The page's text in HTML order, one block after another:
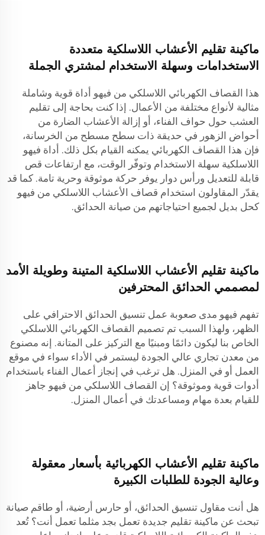
ماكينة تقليم الأعشاب اللاسلكية متعددة
الاستخدامات وسهلة الاستخدام لمشتري الجملة
هذا القصاف الكهربائي اللاسلكي من فيهو أداة قوية وشاملة
مثالية لأنواع مختلفة من الأعمال. إذا كنت بحاجة إلى تقليم
العشب حول حواف الفناء، أو إزالة الأعشاب الضارة من
أحواض الزهور في حديقة ذات سطح مسطح من الخرسانة،
فإن هذا القصاف الكهربائي يمكنه القيام بكل ذلك. أداة فيهو
اللاسلكية سهلة الاستخدام وتوفّر الوقت، مع ارتفاعات قص
قابلة للتعديل ورأس دوار يوفر حركة موثوقة وحرية تامة. كما قد
يقدّر المقاولون استخدام قصاف الأعشاب اللاسلكي من فيهو
كحل بديل لجميع احتياجاتهم من صيانة الحدائق.
ماكينة تقليم الأعشاب اللاسلكية المتينة وطويلة الأمد
لمصممي الحدائق المحترفين
تفهم فيهو مدى صعوبة عمل تنسيق الحدائق الاحترافي على
الظهر، ولهذا السبب تم تصميم القصاف الكهربائي اللاسلكي
الخاص بنا ليكون دائمًا ومبنيًا مع التركيز على المتانة. إنه مصنوع
من معدن تجاري عالي الجودة ليستمر في الأداء سواء في موقع
العمل أو في المنزل. هل ترغب في إنجاز أعمال الفناء باستخدام
أدوات قوية وموثوقة؟ إن القصاف اللاسلكي من فيهو جاهز
للقيام بعدة مهام ومساعدتك في أعمال المنزل.
ماكينة تقليم الأعشاب الكهربائية بأسعار معقولة
وعالية الجودة للطلبات الكبيرة
هل أنت مقاول تنسيق الحدائق، أو حارس أرضية، أو طاقم صيانة
تبحث عن ماكينة تقليم جديدة تعمل بجد مثلما تعمل أنت؟ تُعد